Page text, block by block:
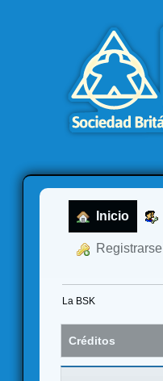
Inicio
Registrarse
La BSK
Créditos